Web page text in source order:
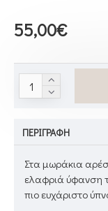
55,00€
ΠΕΡΙΓΡΑΦΉ
Στα μωράκια
ελαφριά ύφανση
πιο ευχάριστο